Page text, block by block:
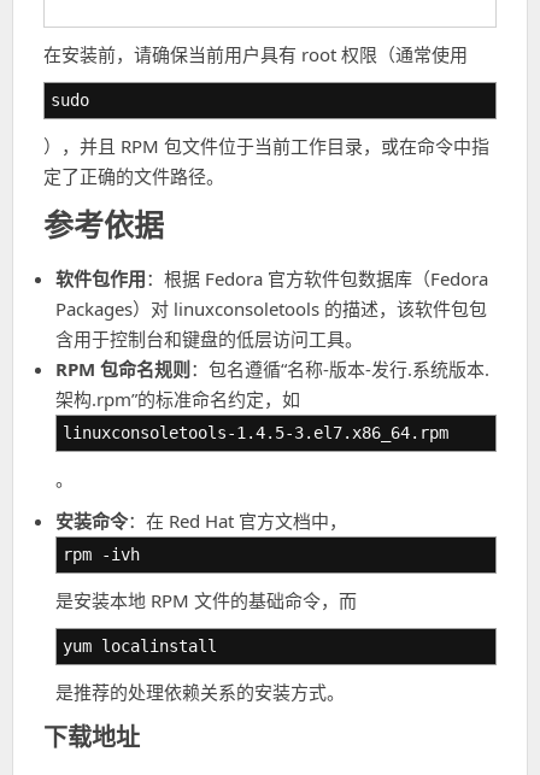
在安装前，请确保当前用户具有 root 权限（通常使用
sudo
），并且 RPM 包文件位于当前工作目录，或在命令中指
定了正确的文件路径。
参考依据
软件包作用：根据 Fedora 官方软件包数据库（Fedora
Packages）对 linuxconsoletools 的描述，该软件包包
含用于控制台和键盘的低层访问工具。
RPM 包命名规则 ：包名遵循“名称-版本-发行.系统版本.
架构.rpm”的标准命名约定，如
linuxconsoletools-1.4.5-3.el7.x86_64.rpm
。
安装命令：在 Red Hat 官方文档中，
rpm -ivh
是安装本地 RPM 文件的基础命令，而
yum localinstall
是推荐的处理依赖关系的安装方式。
下载地址